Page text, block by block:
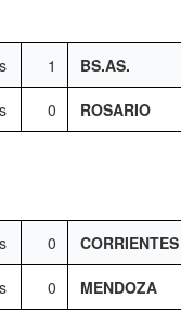
1 BS.AS.
0 ROSARIO
0 CORRIENTES
0 MENDOZA